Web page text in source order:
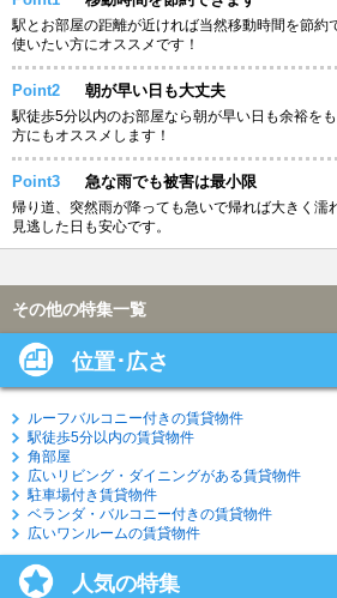
駅とお部屋の距離が近ければ当然移動時間を節約
使いたい方にオススメです！
Point2 朝が早い日も大丈夫
駅徒歩5分以内のお部屋なら朝が早い日も余裕を
方にもオススメします！
Point3 急な雨でも被害は最小限
帰り道、突然雨が降っても急いで帰れば大きく濡
見逃した日も安心です。
その他の特集一覧
位置･広さ
ルーフバルコニー付きの賃貸物件
駅徒歩5分以内の賃貸物件
角部屋
広いリビング・ダイニングがある賃貸物件
駐車場付き賃貸物件
ベランダ・バルコニー付きの賃貸物件
広いワンルームの賃貸物件
人気の特集